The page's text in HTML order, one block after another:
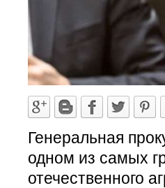
Генеральная
одном из самых
отечественного